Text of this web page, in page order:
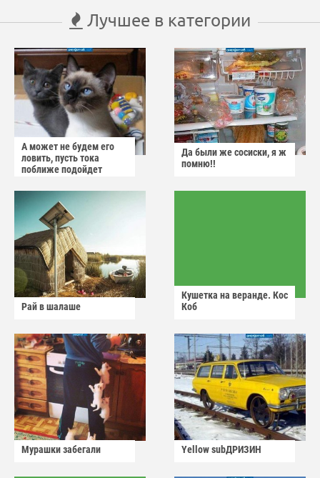
Лучшее в категории
А может не будем его
ловить, пусть тока
поближе подойдет
Да были же сосиски, я ж
помню!!
Рай в шалаше
Кушетка на веранде. Кос
Коб
Мурашки забегали Yellow subДРИЗИН